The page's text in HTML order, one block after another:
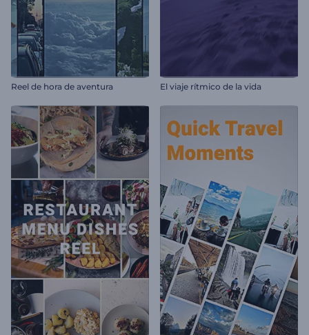
Reel de hora de aventura El viaje rítmico de la vida